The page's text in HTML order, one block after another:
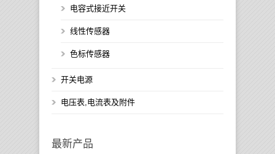
电容式接近开关
线性传感器
色标传感器
开关电源
电压表,电流表及附件
最新产品